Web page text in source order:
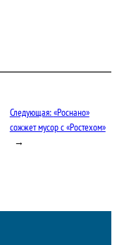
Следующая:«Роснано»
сожжет мусор с «Ростехом»
→